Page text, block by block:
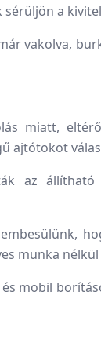
a
vakolva,
miatt,
ajtótokot
az
munka nélkül
mobil